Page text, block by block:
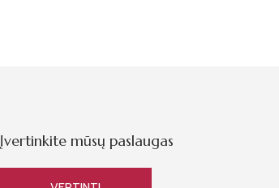
Įvertinkite mūsų paslaugas